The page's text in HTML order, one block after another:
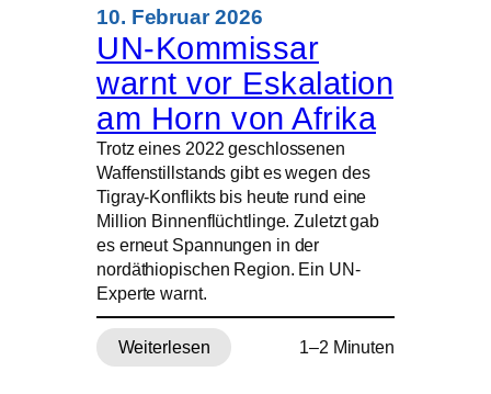
Asylrecht
–
mit
rechter
Mehrheit
10. Februar 2026
UN-Kommissar
warnt vor Eskalation
am Horn von Afrika
Trotz eines 2022 geschlossenen
Waffenstillstands gibt es wegen des
Tigray-Konflikts bis heute rund eine
Million Binnenflüchtlinge. Zuletzt gab
es erneut Spannungen in der
nordäthiopischen Region. Ein UN-
Experte warnt.
Weiterlesen
:
1–2 Minuten